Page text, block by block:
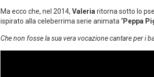
Ma ecco che, nel 2014, Valeriaritorna sotto lo
ispirato alla celeberrima serie animata ‘Peppa
Che non fosse la sua vera vocazione cantare per i